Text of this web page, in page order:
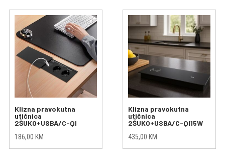
Klizna pravokutna
utičnica
2ŠUKO+USBA/C-QI
186,00 KM
Klizna pravokutna
utičnica
2ŠUKO+USBA/C-QI15W
435,00 KM